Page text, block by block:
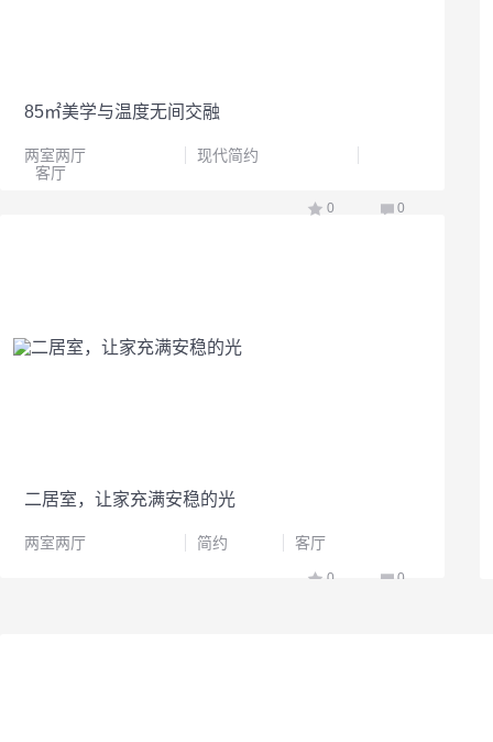
85㎡美学与温度无间交融
两室两厅
现代简约
客厅
0 0
二居室，让家充满安稳的光
两室两厅 简约 客厅
0 0